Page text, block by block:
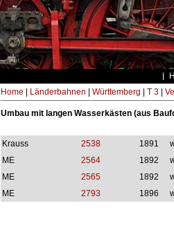
Home Länderbahnen Württemberg T 3|
Umbau mit langen Wasserkästen (aus
Krauss 2538 1891
ME
2564 1892
ME
2565 1892
ME
2793 1896